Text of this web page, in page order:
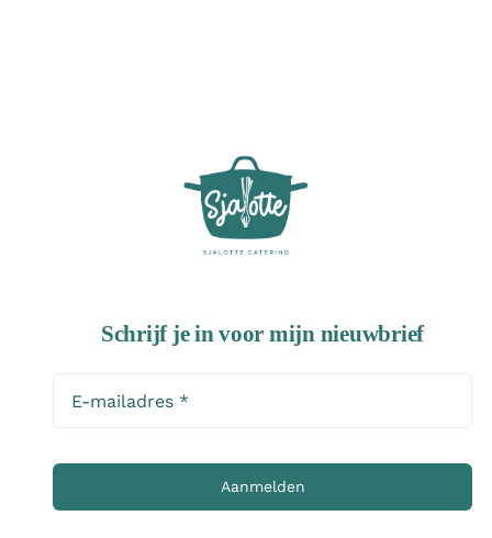
Schrijf je in voor mijn nieuwbrief
Aanmelden